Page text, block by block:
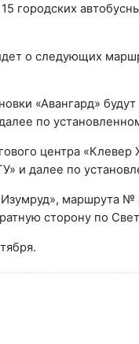
городских
о следующих
«Авангард»
по
центра «Клевер
и далее по
маршрута
сторону по